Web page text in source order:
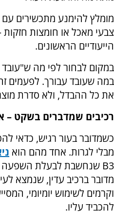
מומלץ להימנע מתכשירים עם
צבעי מאכל או חומצות חזקות
הייעודיים הראשונים.
במקום לבחור לפי מה
במה שעובד עבורך. לפעמים
את כל ההבדל, ולא סדרת
רכיבים שמדברים בשקט –
כשמדובר בעור רגיש, כדאי
מבלי לגרות. אחד מהם הוא
B3 שנחשבת לבעלת השפעה
מדובר ברכיב עדין, שנמצא
וקרמים לשימוש יומיומי,
להכביד עליו.